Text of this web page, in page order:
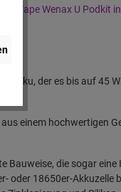
Vape Wenax U Podkit
Akku, der es bis auf 45
einem hochwertigen
Bauweise, die sogar eine
oder 18650er-Akkuzelle